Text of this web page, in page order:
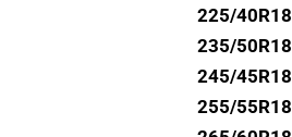
225/40R18
235/50R18
245/45R18
255/55R18